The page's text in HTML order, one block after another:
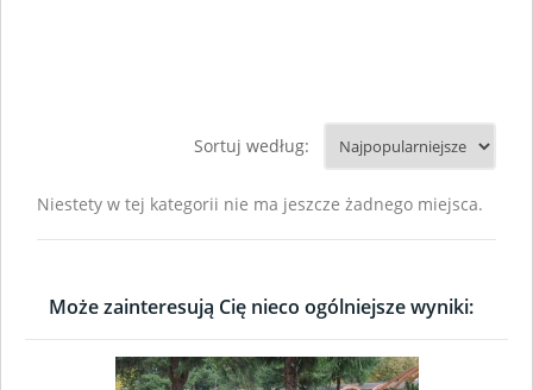
Sortuj według:
Niestety w tej kategorii nie ma jeszcze żadnego miejsca.
Może zainteresują Cię nieco ogólniejsze wyniki: